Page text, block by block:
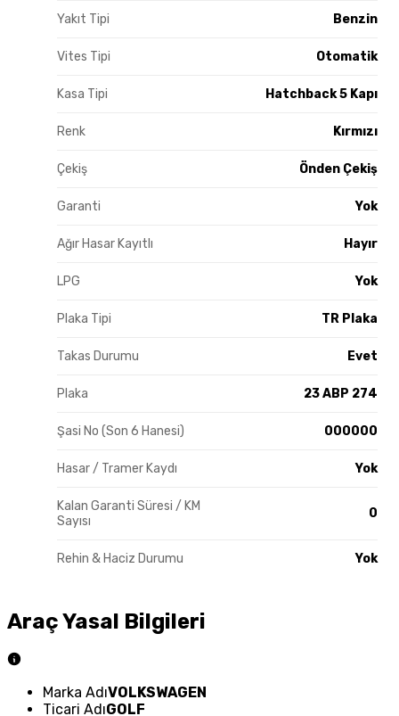
Yakıt Tipi Benzin
Vites Tipi Otomatik
Kasa Tipi Hatchback 5 Kapı
Renk Kırmızı
Çekiş Önden Çekiş
Garanti Yok
Ağır Hasar Kayıtlı Hayır
LPG Yok
Plaka Tipi TR Plaka
Takas Durumu Evet
Plaka 23 ABP 274
Şasi No (Son 6 Hanesi) 000000
Hasar / Tramer Kaydı Yok
Kalan Garanti Süresi / KM
Sayısı
0
Rehin & Haciz Durumu Yok
Araç Yasal Bilgileri
Marka AdıVOLKSWAGEN
Ticari AdıGOLF